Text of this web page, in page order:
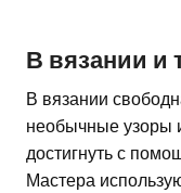
В вязании и
В вязании
необычные узоры
достигнуть с
Мастера